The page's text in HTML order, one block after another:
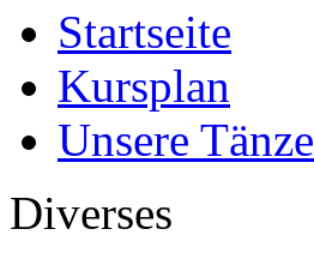
Startseite
Kursplan
Unsere Tänze
Diverses